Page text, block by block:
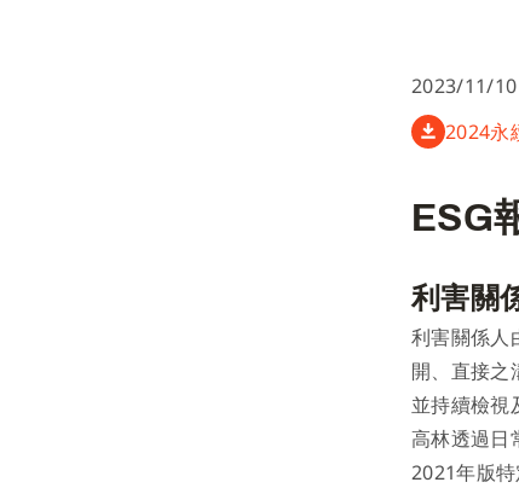
2023/11/10
2024永
ESG
利害關
利害關係人
開、直接之
並持續檢視
高林透過日
2021年版